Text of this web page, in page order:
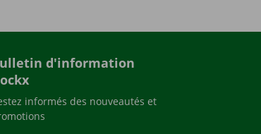
d'information
informés des nouveautés et